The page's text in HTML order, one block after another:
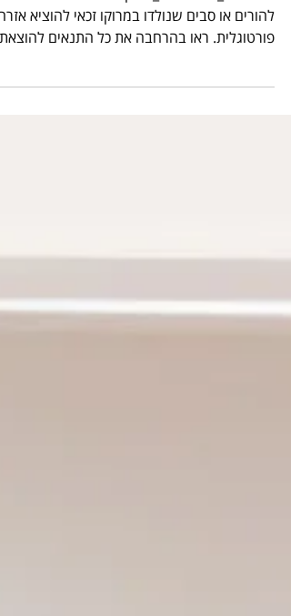
20 בדצמ׳ 2021
אזרחות פורטוגלית ליוצאי מרוקו
#אזרחות_פורטוגלית_מרוקאים מי שהוא צאצא